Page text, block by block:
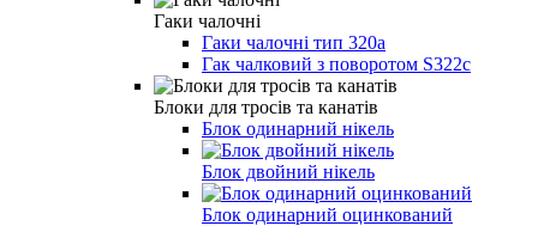
Гаки чалочні
Гаки чалочні тип 320а
Гак чалковий з поворотом S322c
Блоки для тросів та канатів
Блок одинарний нікель
Блок двойний нікель
Блок одинарний оцинкований